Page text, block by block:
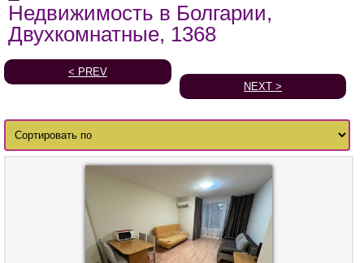
Недвижимость в Болгарии,
Двухкомнатные, 1368
< PREV
NEXT >